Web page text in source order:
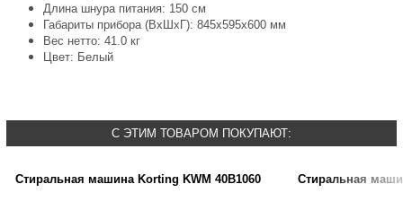
Длина шнура питания: 150 см
Габариты прибора (ВхШхГ): 845x595x600 мм
Вес нетто: 41.0 кг
Цвет: Белый
С ЭТИМ ТОВАРОМ ПОКУПАЮТ:
Стиральная машина Korting KWM 40B1060 Стиральная